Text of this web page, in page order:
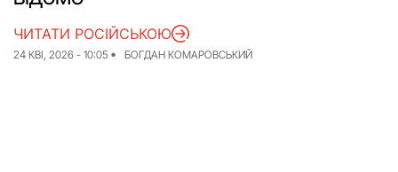
Досьє
Репортажі
24 КВІ, 2026 - 10:05 БОГДАН КОМАРОВСЬКИЙ
ЧИТАТИ РОСІЙСЬКОЮ